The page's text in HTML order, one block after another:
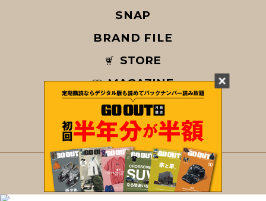
© COPYRIGHT 2026 GO OUT / SAN-EI CORPORATION Co.,Ltd.
SNAP
BRAND FILE
STORE
MAGAZINE